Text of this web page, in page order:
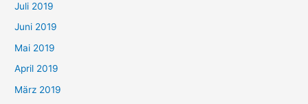
Juli 2019
Juni 2019
Mai 2019
April 2019
März 2019